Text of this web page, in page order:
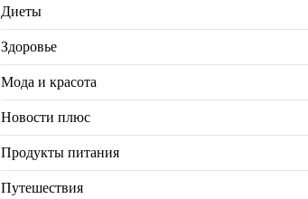
Диеты
Здоровье
Мода и красота
Новости плюс
Продукты питания
Путешествия